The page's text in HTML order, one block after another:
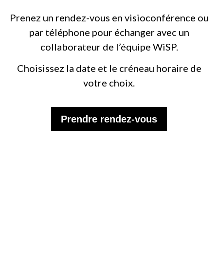
Prenez un rendez-vous en visioconférence ou
par téléphone pour échanger avec un
collaborateur de l’équipe WiSP.
Choisissez la date et le créneau horaire de
votre choix.
Prendre rendez-vous